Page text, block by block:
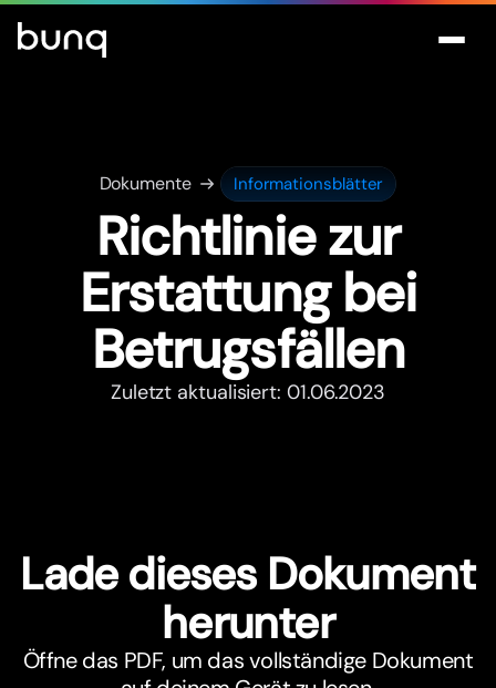
Dokumente Informationsblätter
Richtlinie zur
Erstattung bei
Betrugsfällen
Zuletzt aktualisiert: 01.06.2023
Lade dieses Dokument
herunter
Öffne das PDF, um das vollständige Dokument